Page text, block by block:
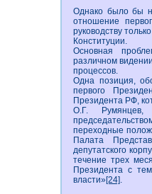
Однако было бы
отношение
руководству
Конституции.
Основная
различном
процессов.
Одна позиция,
первого
Президента РФ,
О.Г. Румянцев,
переходные
Палата
депутатского
течение трех
Президента с
власти»[24].